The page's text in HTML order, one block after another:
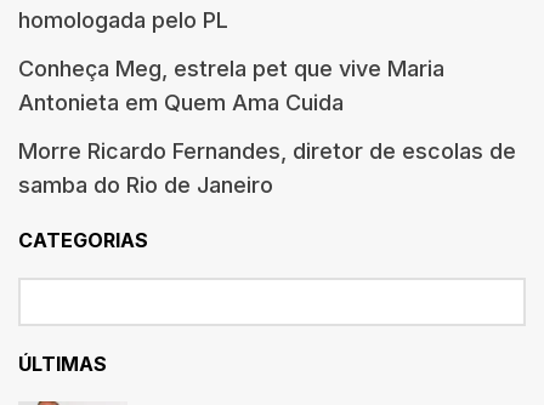
homologada pelo PL
Conheça Meg, estrela pet que vive Maria
Antonieta em Quem Ama Cuida
Morre Ricardo Fernandes, diretor de escolas de
samba do Rio de Janeiro
CATEGORIAS
ÚLTIMAS